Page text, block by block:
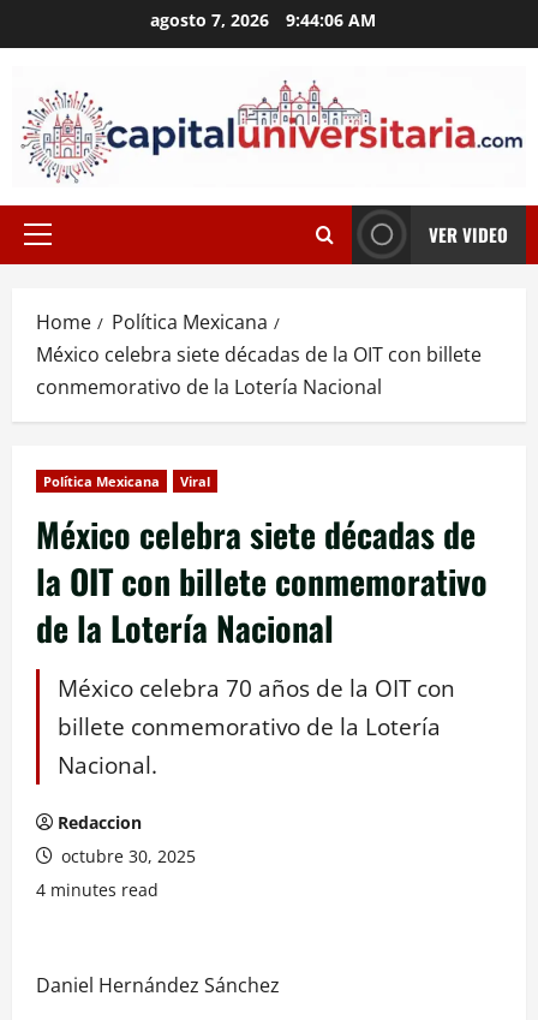
to
agosto 7, 2026 9:44:07 AM
Primary
VER VIDEO
Home
Política Mexicana
México celebra siete décadas de la OIT con billete
conmemorativo de la Lotería Nacional
Política Mexicana Viral
México celebra siete décadas de
la OIT con billete conmemorativo
de la Lotería Nacional
México celebra 70 años de la OIT con
billete conmemorativo de la Lotería
Nacional.
Redaccion
octubre 30, 2025
4 minutes read
Daniel Hernández Sánchez